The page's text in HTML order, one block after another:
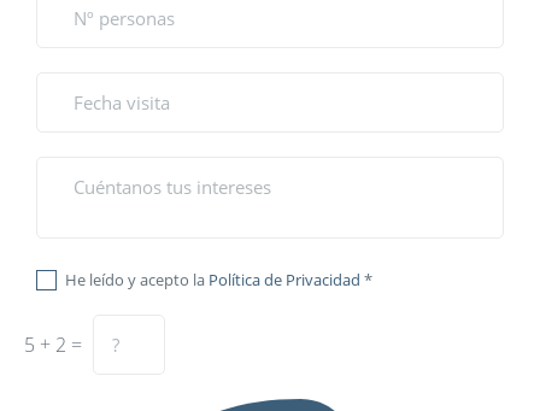
He leído y acepto la Política de Privacidad *
5 + 2 =